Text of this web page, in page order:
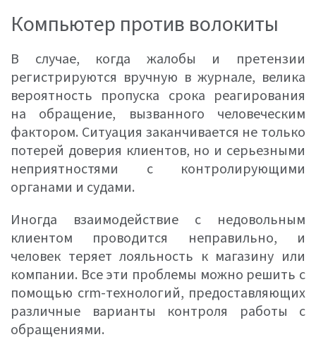
Компьютер против волокиты
В случае, когда жалобы и претензии
регистрируются вручную в журнале, велика
вероятность пропуска срока реагирования
на обращение, вызванного человеческим
фактором. Ситуация заканчивается не только
потерей доверия клиентов, но и серьезными
неприятностями с контролирующими
органами и судами.
Иногда взаимодействие с недовольным
клиентом проводится неправильно, и
человек теряет лояльность к магазину или
компании. Все эти проблемы можно решить с
помощью crm-технологий, предоставляющих
различные варианты контроля работы с
обращениями.